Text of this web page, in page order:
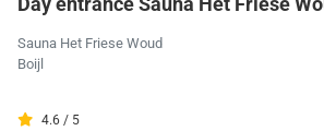
Sauna Het Friese Woud
Boijl
4.6 / 5